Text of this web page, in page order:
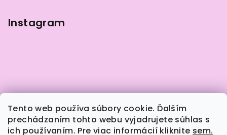
Tento web používa súbory cookie. Ďalším
prechádzaním tohto webu vyjadrujete súhlas s
ich používaním. Pre viac informácií kliknite sem.
Instagram